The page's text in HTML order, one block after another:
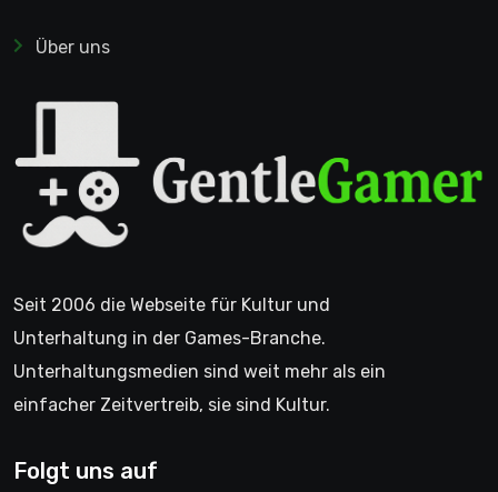
Über uns
Seit 2006 die Webseite für Kultur und
Unterhaltung in der Games-Branche.
Unterhaltungsmedien sind weit mehr als ein
einfacher Zeitvertreib, sie sind Kultur.
Folgt uns auf